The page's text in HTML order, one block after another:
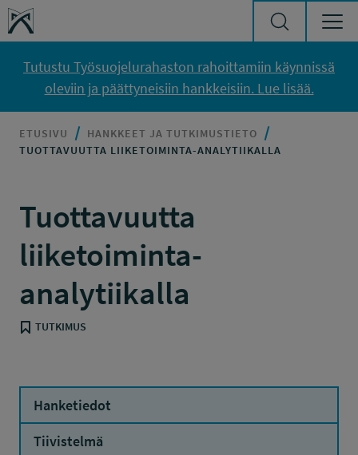
Siirry sisältöön
Työsuojelurahasto
Tutustu Työsuojelurahaston rahoittamiin käynnissä
oleviin ja päättyneisiin hankkeisiin. Lue lisää.
ETUSIVU
HANKKEET JA TUTKIMUSTIETO
TUOTTAVUUTTA LIIKETOIMINTA-ANALYTIIKALLA
Tuottavuutta
liiketoiminta-
analytiikalla
TUTKIMUS
Hanketiedot
Tiivistelmä